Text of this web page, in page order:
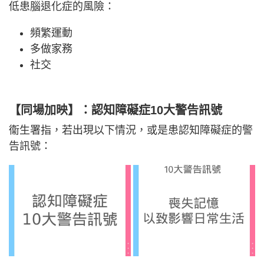
低患腦退化症的風險：
頻繁運動
多做家務
社交
【同場加映】：認知障礙症10大警告訊號
衞生署指，若出現以下情況，或是患認知障礙症的警
告訊號：